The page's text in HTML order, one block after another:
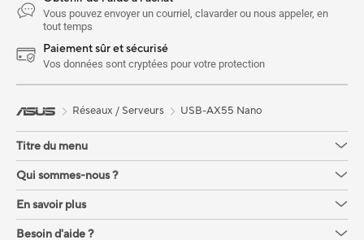
Vous pouvez envoyer un courriel, clavarder ou nous appeler, en
tout temps
Paiement sûr et sécurisé
Vos données sont cryptées pour votre protection
Réseaux / Serveurs USB-AX55 Nano
Titre du menu
Qui sommes-nous ?
En savoir plus
Besoin d'aide ?